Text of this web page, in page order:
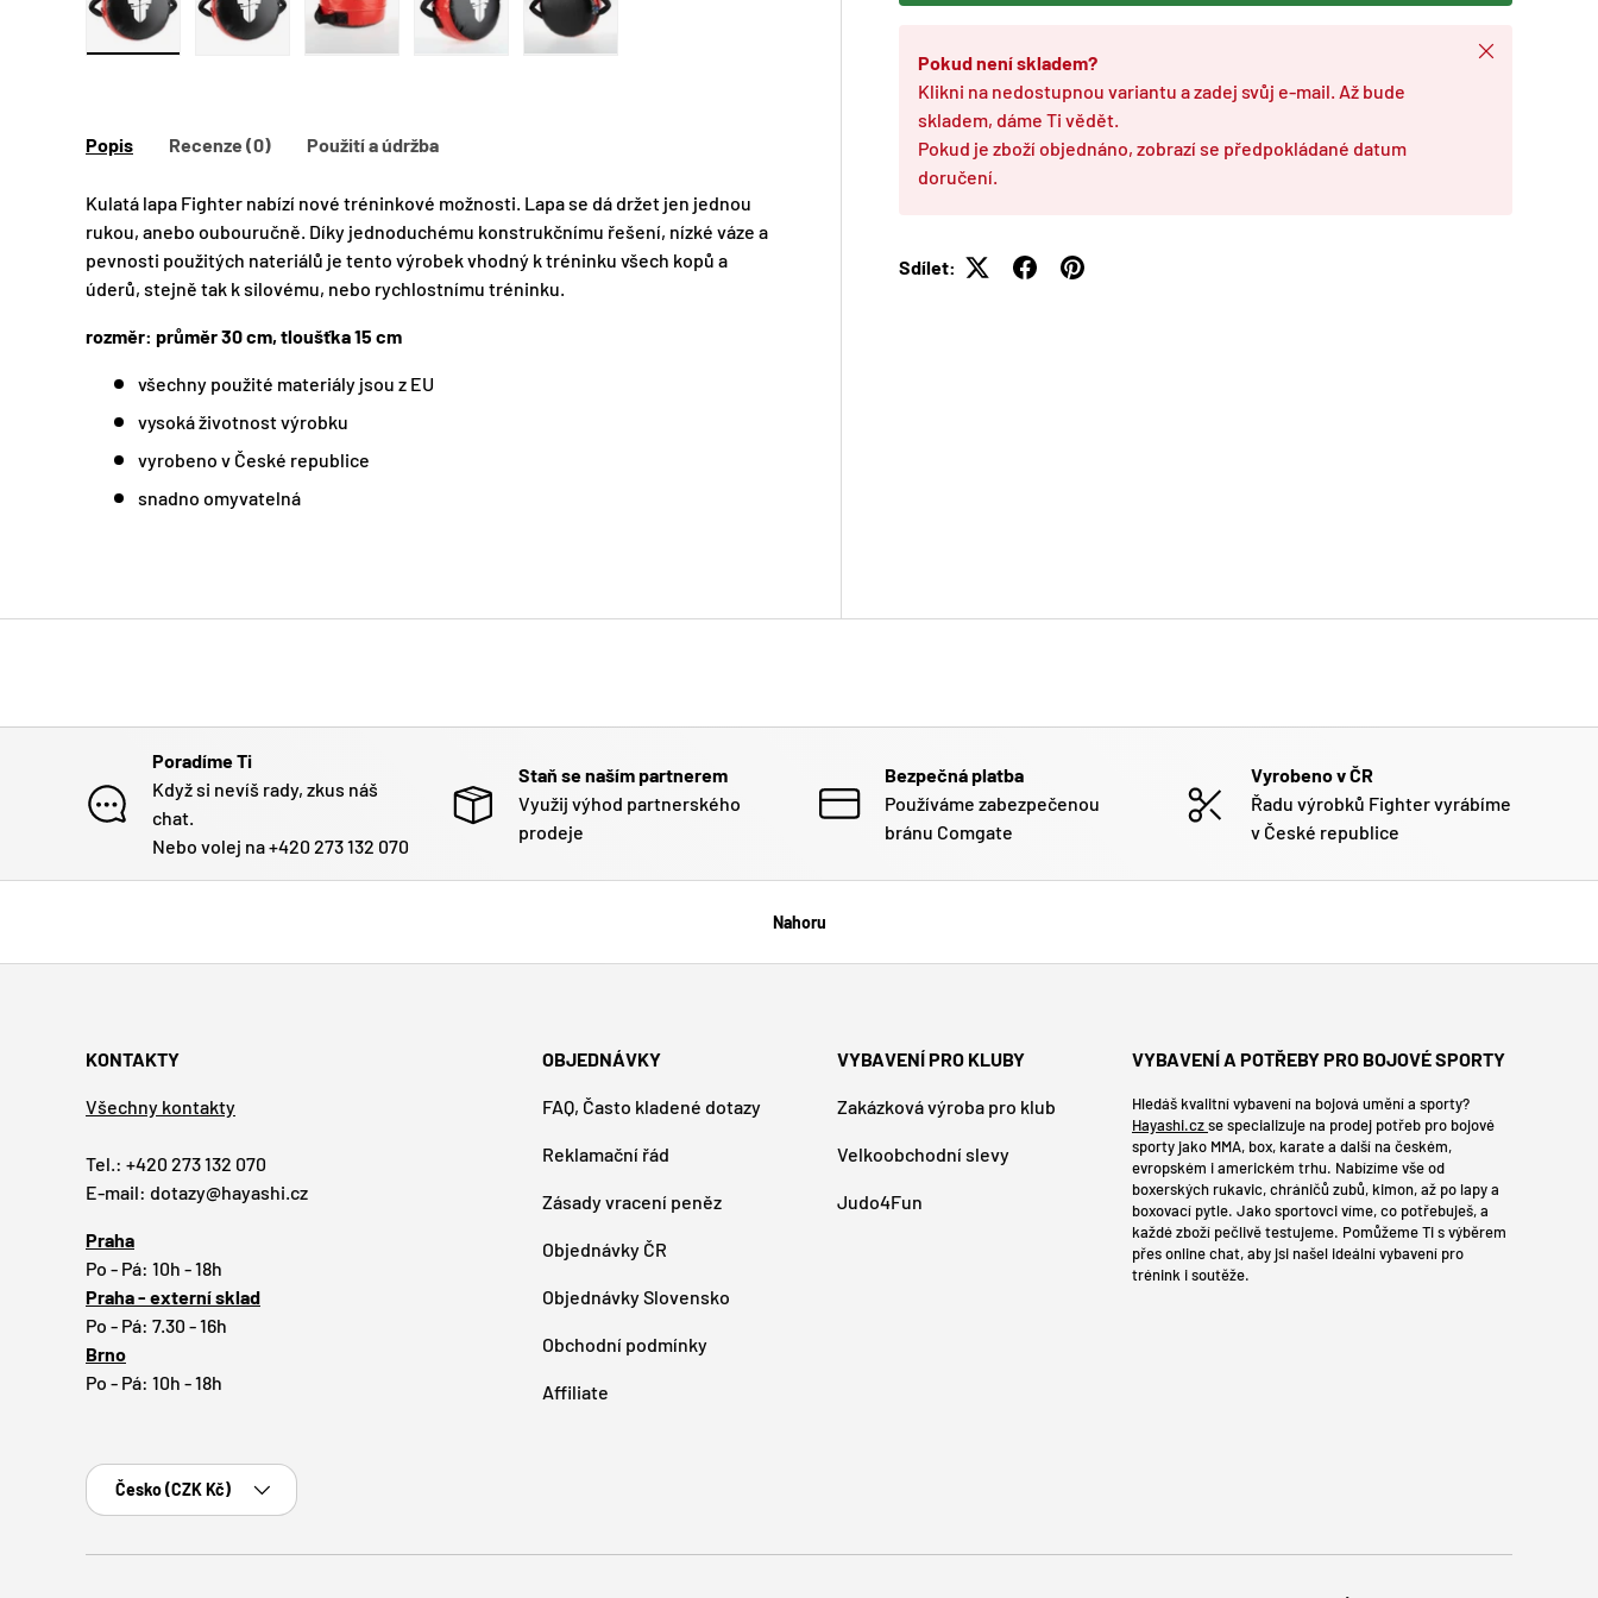
Pokud není skladem?
Klikni na nedostupnou variantu a zadej svůj e-mail. Až bude
skladem, dáme Ti vědět.
Pokud je zboží objednáno, zobrazí se předpokládané datum
doručení.
Zavřít
Sdílet:
Popis Recenze (0) Použití a údržba
Kulatá lapa Fighter nabízí nové tréninkové možnosti. Lapa se dá držet jen jednou
rukou, anebo oubouručně. Díky jednoduchému konstrukčnímu řešení, nízké váze a
pevnosti použitých nateriálů je tento výrobek vhodný k tréninku všech kopů a
úderů, stejně tak k silovému, nebo rychlostnímu tréninku.
rozměr: průměr 30 cm, tloušťka 15 cm
všechny použité materiály jsou z EU
vysoká životnost výrobku
vyrobeno v České republice
snadno omyvatelná
Poradíme Ti
Když si nevíš rady, zkus náš
chat.
Nebo volej na +420 273 132 070
Staň se naším partnerem
Využij výhod partnerského
prodeje
Bezpečná platba
Používáme zabezpečenou
bránu Comgate
Vyrobeno v ČR
Řadu výrobků Fighter vyrábíme
v České republice
Nahoru
KONTAKTY
Všechny kontakty
Tel.: +420 273 132 070
E-mail: dotazy@hayashi.cz
Praha
Po - Pá: 10h - 18h
Praha - externí sklad
Po - Pá: 7.30 - 16h
Brno
Po - Pá: 10h - 18h
OBJEDNÁVKY
FAQ, Často kladené dotazy
Reklamační řád
Zásady vracení peněz
Objednávky ČR
Objednávky Slovensko
Obchodní podmínky
Affiliate
VYBAVENÍ PRO KLUBY
Zakázková výroba pro klub
Velkoobchodní slevy
Judo4Fun
VYBAVENÍ A POTŘEBY PRO BOJOVÉ SPORTY
Hledáš kvalitní vybavení na bojová umění a sporty?
Hayashi.czse specializuje na prodej potřeb pro bojové
sporty jako MMA, box, karate a další na českém,
evropském i americkém trhu. Nabízíme vše od
boxerských rukavic, chráničů zubů, kimon, až po lapy a
boxovací pytle. Jako sportovci víme, co potřebuješ, a
každé zboží pečlivě testujeme. Pomůžeme Ti s výběrem
přes online chat, aby jsi našel ideální vybavení pro
trénink i soutěže.
Země
Česko (CZK Kč)